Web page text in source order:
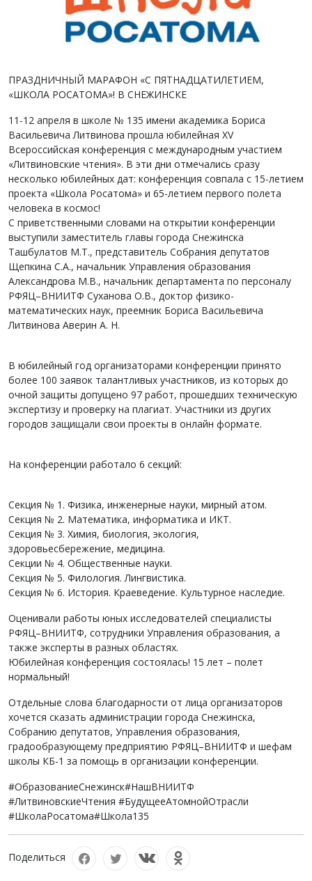
ПРАЗДНИЧНЫЙ МАРАФОН «С ПЯТНАДЦАТИЛЕТИЕМ,
«ШКОЛА РОСАТОМА»! В СНЕЖИНСКЕ
11-12 апреля в школе № 135 имени академика Бориса
Васильевича Литвинова прошла юбилейная XV
Всероссийская конференция с международным участием
«Литвиновские чтения». В эти дни отмечались сразу
несколько юбилейных дат: конференция совпала с 15-летием
проекта «Школа Росатома» и 65-летием первого полета
человека в космос!
С приветственными словами на открытии конференции
выступили заместитель главы города Снежинска
Ташбулатов М.Т., представитель Собрания депутатов
Щепкина С.А., начальник Управления образования
Александрова М.В., начальник департамента по персоналу
РФЯЦ–ВНИИТФ Суханова О.В., доктор физико-
математических наук, преемник Бориса Васильевича
Литвинова Аверин А. Н.
В юбилейный год организаторами конференции принято
более 100 заявок талантливых участников, из которых до
очной защиты допущено 97 работ, прошедших техническую
экспертизу и проверку на плагиат. Участники из других
городов защищали свои проекты в онлайн формате.
На конференции работало 6 секций:
Секция № 1. Физика, инженерные науки, мирный атом.
Секция № 2. Математика, информатика и ИКТ.
Секция № 3. Химия, биология, экология,
здоровьесбережение, медицина.
Секции № 4. Общественные науки.
Секция № 5. Филология. Лингвистика.
Секция № 6. История. Краеведение. Культурное наследие.
Оценивали работы юных исследователей специалисты
РФЯЦ–ВНИИТФ, сотрудники Управления образования, а
также эксперты в разных областях.
Юбилейная конференция состоялась! 15 лет – полет
нормальный!
Отдельные слова благодарности от лица организаторов
хочется сказать администрации города Снежинска,
Собранию депутатов, Управления образования,
градообразующему предприятию РФЯЦ–ВНИИТФ и шефам
школы КБ-1 за помощь в организации конференции.
#ОбразованиеСнежинск#НашВНИИТФ
#ЛитвиновскиеЧтения #БудущееАтомнойОтрасли
#ШколаРосатома#Школа135
Поделиться